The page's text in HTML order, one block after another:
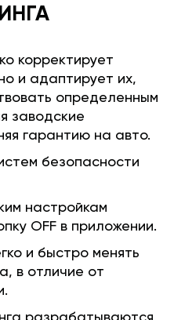
корректирует
и адаптирует их,
определенным
заводские
гарантию на авто.
безопасности
настройкам
OFF в приложении.
и быстро менять
в отличие от